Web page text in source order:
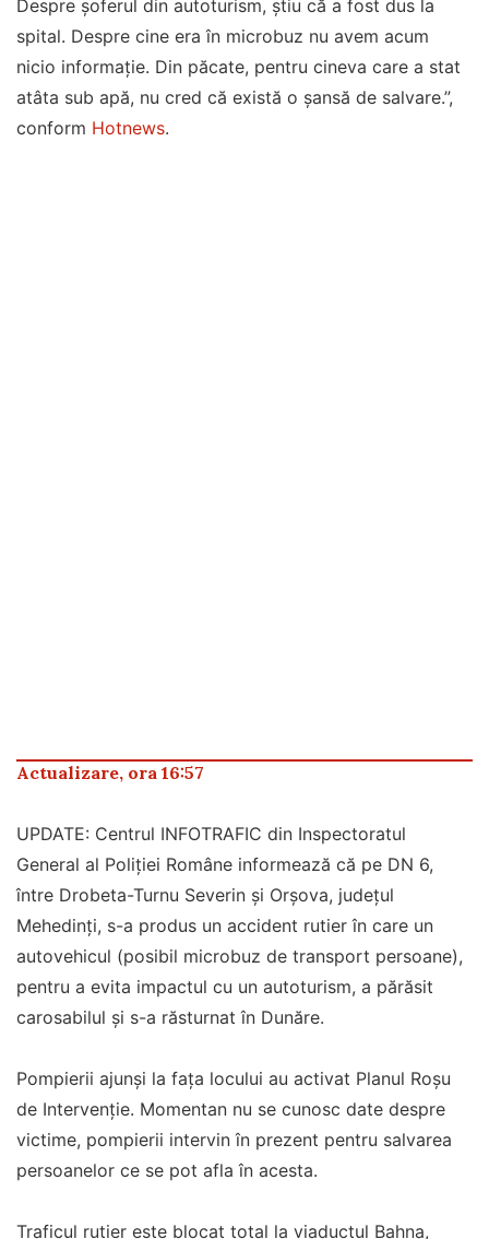
Despre șoferul din autoturism, știu că a fost dus la
spital. Despre cine era în microbuz nu avem acum
nicio informație. Din păcate, pentru cineva care a stat
atâta sub apă, nu cred că există o șansă de salvare.”,
conform Hotnews.
Actualizare, ora 16:57
UPDATE: Centrul INFOTRAFIC din Inspectoratul
General al Poliției Române informează că pe DN 6,
între Drobeta-Turnu Severin și Orșova, județul
Mehedinți, s-a produs un accident rutier în care un
autovehicul (posibil microbuz de transport persoane),
pentru a evita impactul cu un autoturism, a părăsit
carosabilul și s-a răsturnat în Dunăre.
Pompierii ajunși la fața locului au activat Planul Roșu
de Intervenție. Momentan nu se cunosc date despre
victime, pompierii intervin în prezent pentru salvarea
persoanelor ce se pot afla în acesta.
Traficul rutier este blocat total la viaductul Bahna,